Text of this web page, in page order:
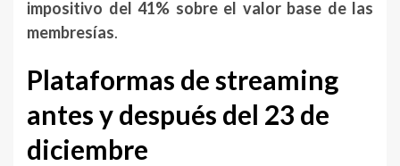
impositivo del 41% sobre el valor base de las
membresías.
Plataformas de streaming
antes y después del 23 de
diciembre